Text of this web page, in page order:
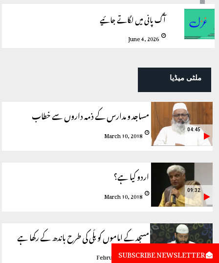
آگ پانی میں لگاتے جائیے
June 4, 2026
ملٹی میڈیا
مساجد و مدارس کے ذمہ داروں سے خطاب
March 10, 2018 04:45
اردو کیا ہے؟
March 10, 2018 09:32
مسجد کے اماموں کو بلّی کی طرح باندھ کے رکھا ہے
February 25, 2018SUBSCRIBE NEWSLETTER